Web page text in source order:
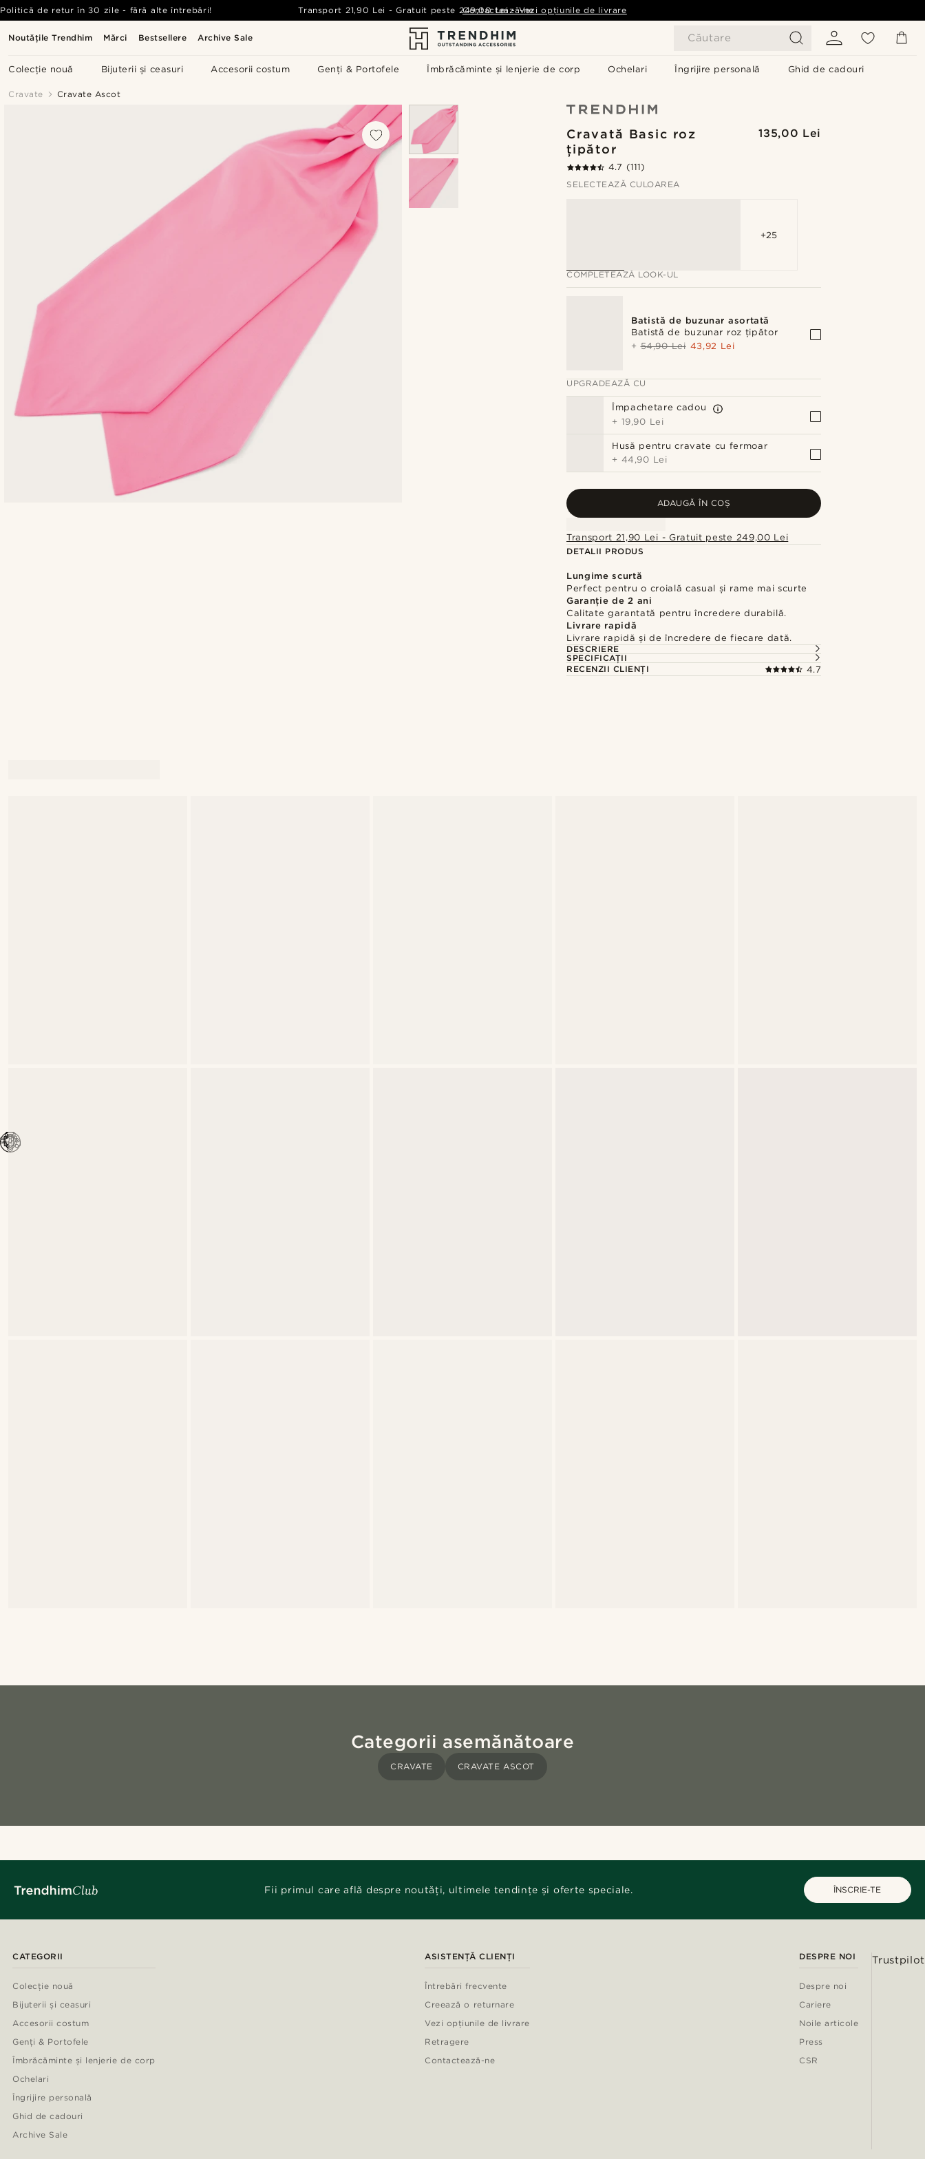
Noutățile Trendhim Mărci Bestsellere Archive Sale Căutare
Colecție nouă Bijuterii și ceasuri Accesorii costum Genți & Portofele Îmbrăcăminte și lenjerie de corp Ochelari Îngrijire personală Ghid de cadouri
Politică de retur în 30 zile - fără alte întrebări! Transport 21,90 Lei -Gratuit peste 249,00 Lei - Vezi opțiunile de livrare
Contactează-ne
Cravate Cravate Ascot
Cravată Basic roz
țipător
135,00 Lei
4.7 (111)
SELECTEAZĂ CULOAREA
+25
COMPLETEAZĂ LOOK-UL
Batistă de buzunar asortată
Batistă de buzunar roz țipător
+54,90 Lei 43,92 Lei
UPGRADEAZĂ CU
Împachetare cadou
+ 19,90 Lei
Husă pentru cravate cu fermoar
+ 44,90 Lei
ADAUGĂ ÎN COȘ
Transport 21,90 Lei - Gratuit peste 249,00 Lei
DETALII PRODUS
Lungime scurtă
Perfect pentru o croială casual și rame mai scurte
Garanție de 2 ani
Calitate garantată pentru încredere durabilă.
Livrare rapidă
Livrare rapidă și de încredere de fiecare dată.
DESCRIERE
SPECIFICAȚII
RECENZII CLIENȚI
4.7
Categorii asemănătoare
CRAVATE CRAVATE ASCOT
Fii primul care află despre noutăți, ultimele tendințe și oferte speciale. ÎNSCRIE-TE
CATEGORII
Colecție nouă
Bijuterii și ceasuri
Accesorii costum
Genți & Portofele
Îmbrăcăminte și lenjerie de corp
Ochelari
Îngrijire personală
Ghid de cadouri
Archive Sale
ASISTENȚĂ CLIENȚI
Întrebări frecvente
Creează o returnare
Vezi opțiunile de livrare
Retragere
Contactează-ne
DESPRE NOI
Despre noi
Cariere
Noile articole
Press
CSR
Trustpilot